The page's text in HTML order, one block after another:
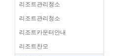
리조트관리청소
리조트관리청소
리조트카운터안내
리조트찬모